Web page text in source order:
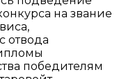
на звание
отвода
победителям